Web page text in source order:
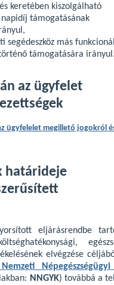
keretében kiszolgálható
napidíj támogatásának
segédeszköz más
támogatására
az ügyfelet
ügyfelelet megillető jogokról
határideje
eljárásrendbe
elvégzése
NNGYK) továbbá a